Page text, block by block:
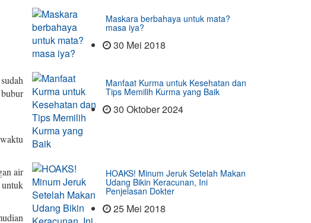
air
Maskara berbahaya untuk mata?
masa iya?
30 Mei 2018
Manfaat Kurma untuk Kesehatan dan
Tips Memilih Kurma yang Baik
30 Oktober 2024
HOAKS! Minum Jeruk Setelah Makan
Udang Bikin Keracunan, Ini
Penjelasan Dokter
25 Mei 2018